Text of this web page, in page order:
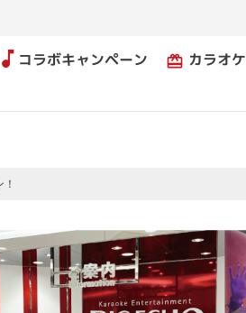
コラボキャンペーン card_giftcard カラオ